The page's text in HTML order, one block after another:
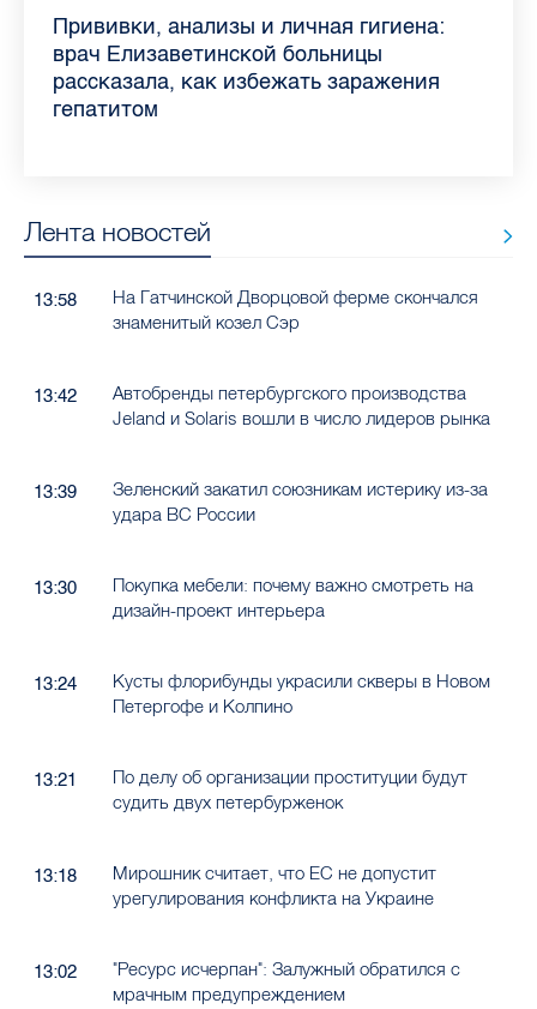
Piter.TV находится в ТОП-10 рейтинга
самых цитируемых СМИ Петербурга и
Ленобласти во II квартале 2026 года
Прививки, анализы и личная гигиена:
врач Елизаветинской больницы
рассказала, как избежать заражения
гепатитом
Как обезопасить ребенка летом: советы
педиатра для родителей
Проходные баллы в вузах СПб — 2026:
где самый высокий и самый низкий
конкурс
Врач назвала неожиданные причины
воспаления ахиллова сухожилия летом
Декрет без потери дохода: эксперт
рассказала о возможностях для
работающих родителей
Что такое рассеянный склероз: невролог
Елизаветинской больницы ответила на
главные вопросы о заболевании
Бамбл с вишней и лимонад с имбирем:
какие напитки можно приготовить дома
в жару
Лента новостей
13:58
На Гатчинской Дворцовой ферме скончался
знаменитый козел Сэр
13:42
Автобренды петербургского производства
Jeland и Solaris вошли в число лидеров рынка
13:39
Зеленский закатил союзникам истерику из-за
удара ВС России
13:30
Покупка мебели: почему важно смотреть на
дизайн-проект интерьера
13:24
Кусты флорибунды украсили скверы в Новом
Петергофе и Колпино
13:21
По делу об организации проституции будут
судить двух петербурженок
13:18
Мирошник считает, что ЕС не допустит
урегулирования конфликта на Украине
13:02
"Ресурс исчерпан": Залужный обратился с
мрачным предупреждением